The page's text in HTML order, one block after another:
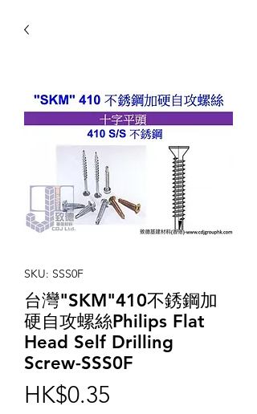
SKU: SSS0F
台灣"SKM"410不銹鋼加
硬自攻螺絲Philips Flat
Head Self Drilling
Screw-SSS0F
HK$0.35